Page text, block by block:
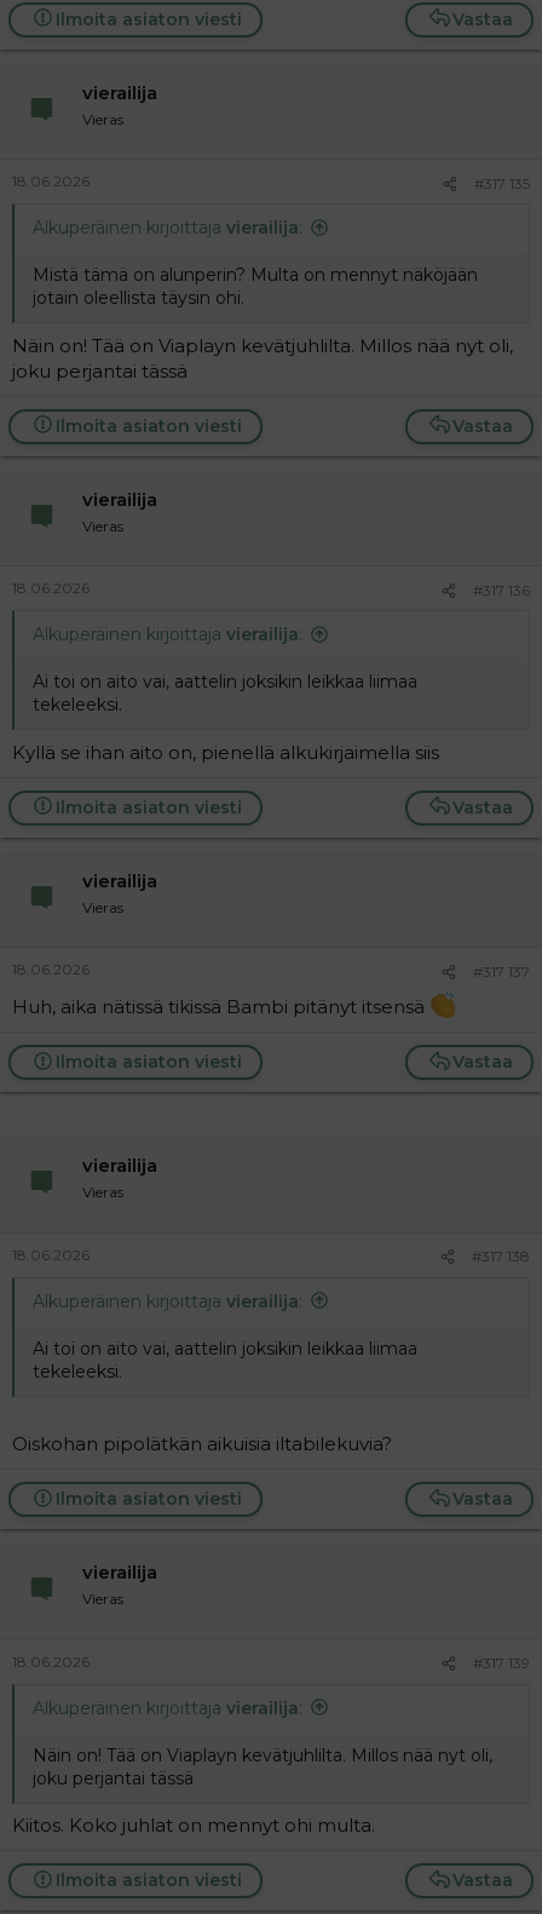
Vastaa
Ilmoita asiaton viesti
vierailija
Vieras
18.06.2026 #317 135
Alkuperäinen kirjoittaja vierailija:
Mistä tämä on alunperin? Multa on mennyt näköjään
jotain oleellista täysin ohi.
Näin on! Tää on Viaplayn kevätjuhlilta. Millos nää nyt oli,
joku perjantai tässä
Vastaa
Ilmoita asiaton viesti
vierailija
Vieras
18.06.2026 #317 136
Alkuperäinen kirjoittaja vierailija:
Ai toi on aito vai, aattelin joksikin leikkaa liimaa
tekeleeksi.
Kyllä se ihan aito on, pienellä alkukirjaimella siis
Vastaa
Ilmoita asiaton viesti
vierailija
Vieras
18.06.2026 #317 137
Huh, aika nätissä tikissä Bambi pitänyt itsensä
Vastaa
Ilmoita asiaton viesti
vierailija
Vieras
18.06.2026 #317 138
Alkuperäinen kirjoittaja vierailija:
Ai toi on aito vai, aattelin joksikin leikkaa liimaa
tekeleeksi.
Oiskohan pipolätkän aikuisia iltabilekuvia?
Vastaa
Ilmoita asiaton viesti
vierailija
Vieras
18.06.2026 #317 139
Alkuperäinen kirjoittaja vierailija:
Näin on! Tää on Viaplayn kevätjuhlilta. Millos nää nyt oli,
joku perjantai tässä
Kiitos. Koko juhlat on mennyt ohi multa.
Vastaa
Ilmoita asiaton viesti